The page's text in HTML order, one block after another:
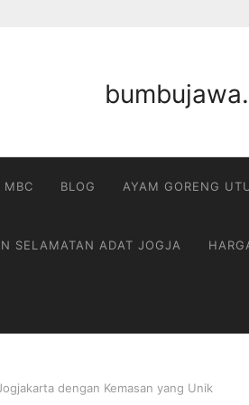
MBC BLOG AYAM GORENG
SELAMATAN ADAT JOGJA
dengan Kemasan yang Unik